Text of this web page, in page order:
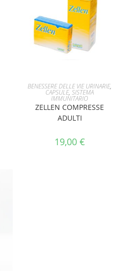
AGGIUNGI AL CARRELLO
BENESSERE DELLE VIE URINARIE,
CAPSULE,SISTEMA
IMMUNITARIO
ZELLEN COMPRESSE
ADULTI
19,00 €